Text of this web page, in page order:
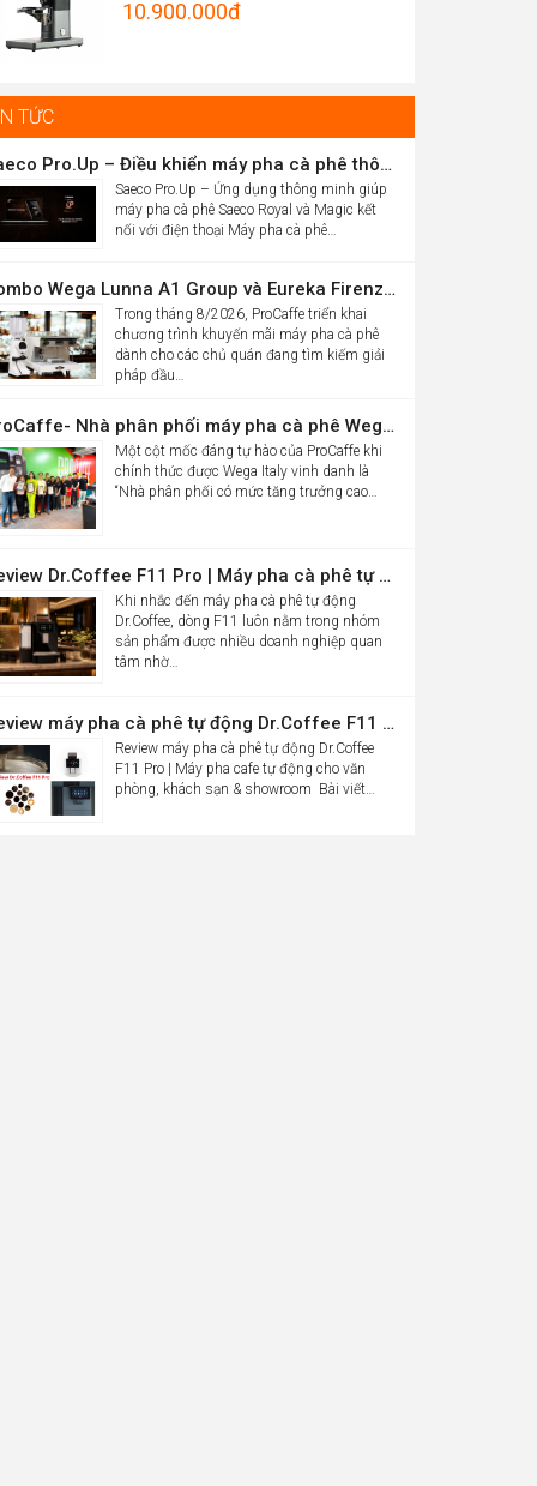
Original
10.900.000đ
10.900.000đ.
TỨC
Saeco Pro.Up – Điều khiển máy pha cà phê thông minh Saeco Royal & Magic bằng điện thoại
Saeco Pro.Up – Ứng dụng thông minh giúp
máy pha cà phê Saeco Royal và Magic kết
nối với điện thoại Máy pha cà phê…
Combo Wega Lunna A1 Group và Eureka Firenze 75 chỉ 61,9 triệu
Trong tháng 8/2026, ProCaffe triển khai
chương trình khuyến mãi máy pha cà phê
dành cho các chủ quán đang tìm kiếm giải
pháp đầu…
ProCaffe- Nhà phân phối máy pha cà phê Wega có mức tăng trưởng cao nhất thế giới
Một cột mốc đáng tự hào của ProCaffe khi
chính thức được Wega Italy vinh danh là
“Nhà phân phối có mức tăng trưởng cao…
Review Dr.Coffee F11 Pro | Máy pha cà phê tự động cho văn phòng
Khi nhắc đến máy pha cà phê tự động
Dr.Coffee, dòng F11 luôn nằm trong nhóm
sản phẩm được nhiều doanh nghiệp quan
tâm nhờ…
Review máy pha cà phê tự động Dr.Coffee F11 Pro| Máy pha cafe tự động cho văn phòng, khách sạn & showroom
Review máy pha cà phê tự động Dr.Coffee
F11 Pro | Máy pha cafe tự động cho văn
phòng, khách sạn & showroom Bài viết…